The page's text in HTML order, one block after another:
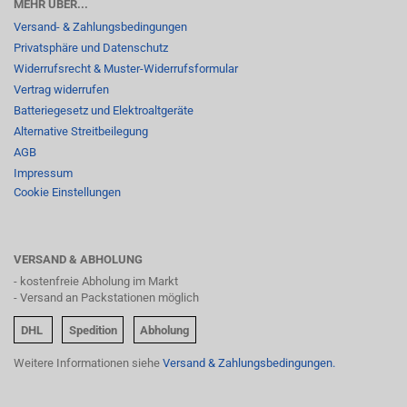
MEHR ÜBER...
Versand- & Zahlungsbedingungen
Privatsphäre und Datenschutz
Widerrufsrecht & Muster-Widerrufsformular
Vertrag widerrufen
Batteriegesetz und Elektroaltgeräte
Alternative Streitbeilegung
AGB
Impressum
Cookie Einstellungen
VERSAND & ABHOLUNG
- kostenfreie Abholung im Markt
- Versand an Packstationen möglich
DHL Spedition Abholung
Weitere Informationen siehe Versand & Zahlungsbedingungen.